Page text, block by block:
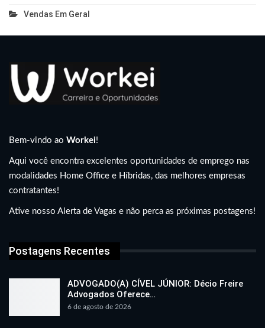
Vendas Em Geral
Bem-vindo ao Workei!
Aqui você encontra excelentes oportunidades de emprego nas
modalidades Home Office e Híbridas, das melhores empresas
contratantes!
Ative nosso Alerta de Vagas e não perca as próximas postagens!
Postagens Recentes
ADVOGADO(A) CÍVEL JÚNIOR: Décio Freire
Advogados Oferece…
6 de agosto de 2026